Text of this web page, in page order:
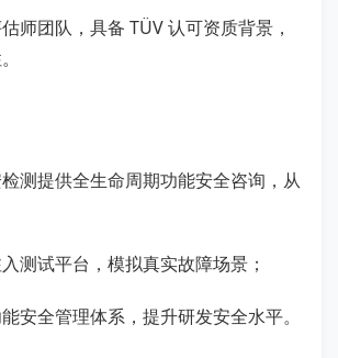
师团队，具备 TÜV 认可资质背景，
测提供全生命周期功能安全咨询，从
测试平台，模拟真实故障场景；
安全管理体系，提升研发安全水平。